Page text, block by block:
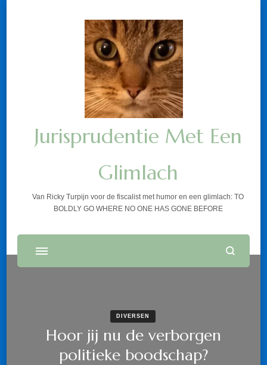
Jurisprudentie Met Een
Glimlach
Van Ricky Turpijn voor de fiscalist met humor en een glimlach: TO
BOLDLY GO WHERE NO ONE HAS GONE BEFORE
DIVERSEN
Hoor jij nu de verborgen
politieke boodschap?